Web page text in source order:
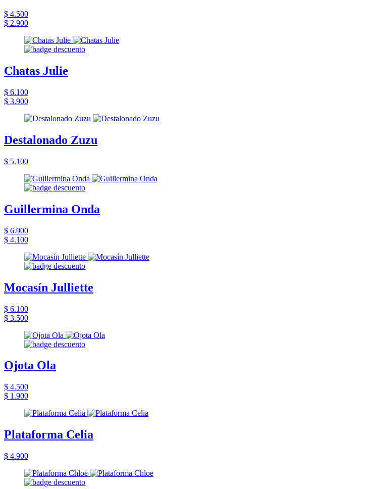
$ 4.500
$ 2.900
Chatas Julie
$ 6.100
$ 3.900
Destalonado Zuzu
$ 5.100
Guillermina Onda
$ 6.900
$ 4.100
Mocasín Julliette
$ 6.100
$ 3.500
Ojota Ola
$ 4.500
$ 1.900
Plataforma Celia
$ 4.900